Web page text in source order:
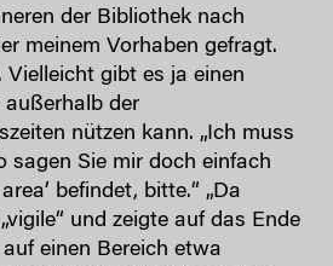
der Bibliothek nach
meinem Vorhaben gefragt.
gibt es ja einen
außerhalb der
nützen kann. „Ich muss
sagen Sie mir doch einfach
befindet, bitte.“ „Da
und zeigte auf das Ende
einen Bereich etwa